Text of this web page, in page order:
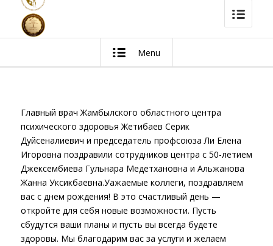
Menu
Главный врач Жамбылского областного центра
психического здоровья Жетибаев Серик
Дуйсеналиевич и председатель профсоюза Ли Елена
Игоровна поздравили сотрудников центра с 50-летием
Джексембиева Гульнара Медетхановна и Альжанова
Жанна Уксикбаевна.Уажаемые коллеги, поздравляем
вас с днем рождения! В это счастливый день —
откройте для себя новые возможности. Пусть
сбудутся ваши планы и пусть вы всегда будете
здоровы. Мы благодарим вас за услуги и желаем